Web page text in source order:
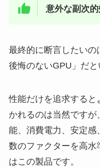
意外な副次的
最終的に断言したいの
後悔のないGPU」だと
性能だけを追求する
かれるのは当然です
能、消費電力、安定
数のファクターを高
はこの製品です。